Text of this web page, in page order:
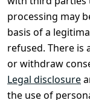
processing may
basis of a
refused. There is
or withdraw
Legal disclosure
the use of
Declaration of
accessibility
Cancellation
rights